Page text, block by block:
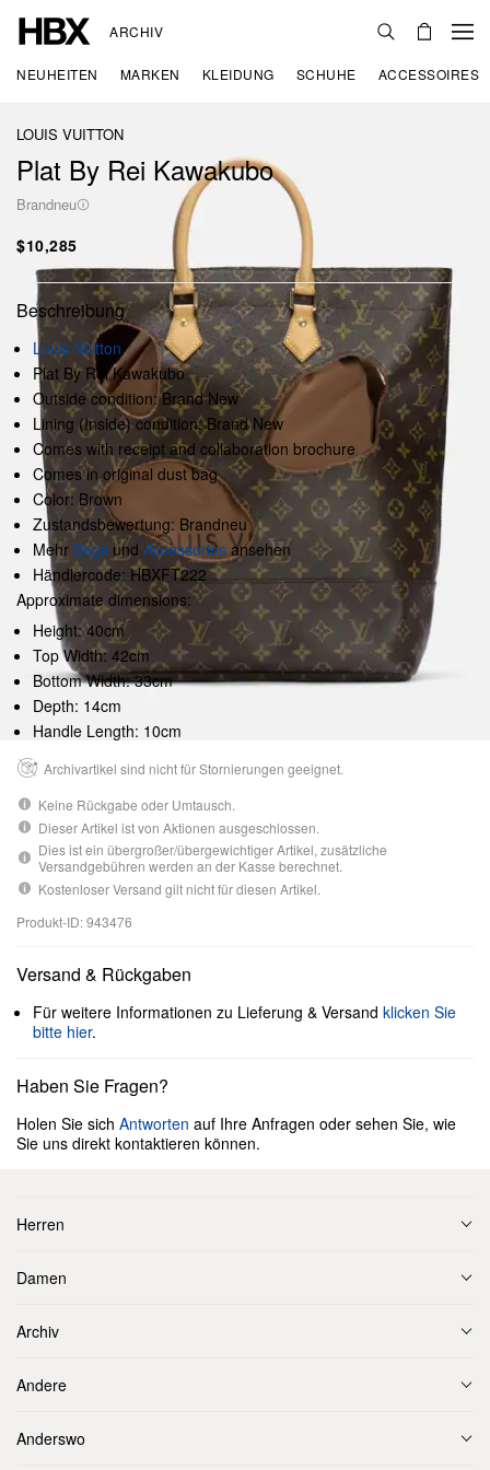
ARCHIV
NEUHEITEN MARKEN KLEIDUNG SCHUHE ACCESSOIRES
LOUIS VUITTON
Plat By Rei Kawakubo
Brandneu
$10,285
Beschreibung
Louis Vuitton
Plat By Rei Kawakubo
Outside condition: Brand New
Lining (Inside) condition: Brand New
Comes with receipt and collaboration brochure
Comes in original dust bag
Color: Brown
Zustandsbewertung: Brandneu
Mehr Bags und Accessories ansehen
Händlercode: HBXFT222
Approximate dimensions:
Height: 40cm
Top Width: 42cm
Bottom Width: 33cm
Depth: 14cm
Handle Length: 10cm
Archivartikel sind nicht für Stornierungen geeignet.
Keine Rückgabe oder Umtausch.
Dieser Artikel ist von Aktionen ausgeschlossen.
Dies ist ein übergroßer/übergewichtiger Artikel, zusätzliche
Versandgebühren werden an der Kasse berechnet.
Kostenloser Versand gilt nicht für diesen Artikel.
Produkt-ID: 943476
Versand & Rückgaben
Für weitere Informationen zu Lieferung & Versand klicken Sie
bitte hier.
Haben Sie Fragen?
Holen Sie sich Antworten auf Ihre Anfragen oder sehen Sie, wie
Sie uns direkt kontaktieren können.
Herren
Damen
Archiv
Andere
Anderswo